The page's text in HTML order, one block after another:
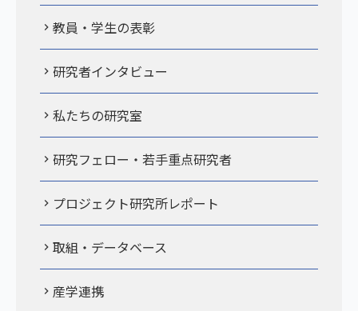
教員・学生の表彰
研究者インタビュー
私たちの研究室
研究フェロー・若手重点研究者
プロジェクト研究所レポート
取組・データベース
産学連携